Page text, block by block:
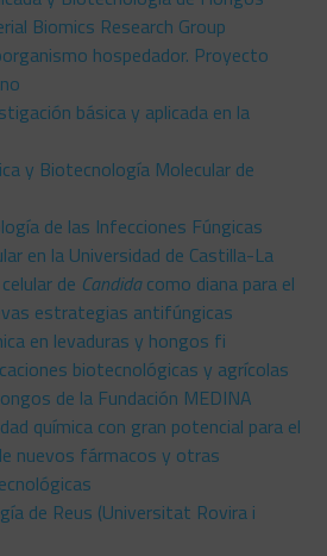
Biomics Research Group
hospedador. Proyecto
básica y aplicada en la
y Biotecnología Molecular de
de las Infecciones Fúngicas
en la Universidad de Castilla-La
de Candidacomo diana para el
estrategias antifúngicas
en levaduras y hongos fi
biotecnológicas y agrícolas
de la Fundación MEDINA
química con gran potencial para el
nuevos fármacos y otras
de Reus (Universitat Rovira i